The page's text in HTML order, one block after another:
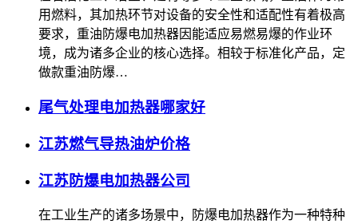
用燃料，其加热环节对设备的安全性和适配性有着极高
要求，重油防爆电加热器因能适应易燃易爆的作业环
境，成为诸多企业的核心选择。相较于标准化产品，定
做款重油防爆…
尾气处理电加热器哪家好
江苏燃气导热油炉价格
江苏防爆电加热器公司
在工业生产的诸多场景中，防爆电加热器作为一种特种